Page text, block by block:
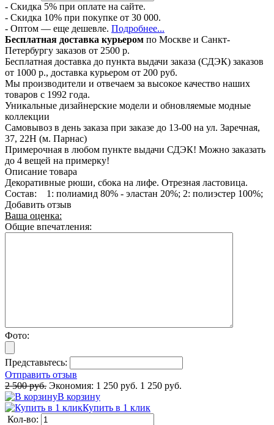
- Скидка 5% при оплате на сайте.
- Скидка 10% при покупке от 30 000.
- Оптом — еще дешевле. Подробнее...
Бесплатная доставка курьером по Москве и Санкт-
Петербургу заказов от 2500 р.
Бесплатная доставка до пункта выдачи заказа (СДЭК) заказов
от 1000 р., доставка курьером от 200 руб.
Мы производители и отвечаем за высокое качество наших
товаров с 1992 года.
Уникальные дизайнерские модели и обновляемые модные
коллекции
Самовывоз в день заказа при заказе до 13-00 на ул. Заречная,
37, 22Н (м. Парнас)
Примерочная в любом пункте выдачи СДЭК! Можно заказать
до 4 вещей на примерку!
Описание товара
Декоративные рюши, сбока на лифе. Отрезная ластовица.
Состав: 1: полиамид 80% - эластан 20%; 2: полиэстер 100%;
Добавить отзыв
Ваша оценка:
Общие впечатления:
Фото:
Представьтесь:
Отправить отзыв
2 500 руб. Экономия: 1 250 руб. 1 250 руб.
В корзину
Купить в 1 клик
Кол-во: